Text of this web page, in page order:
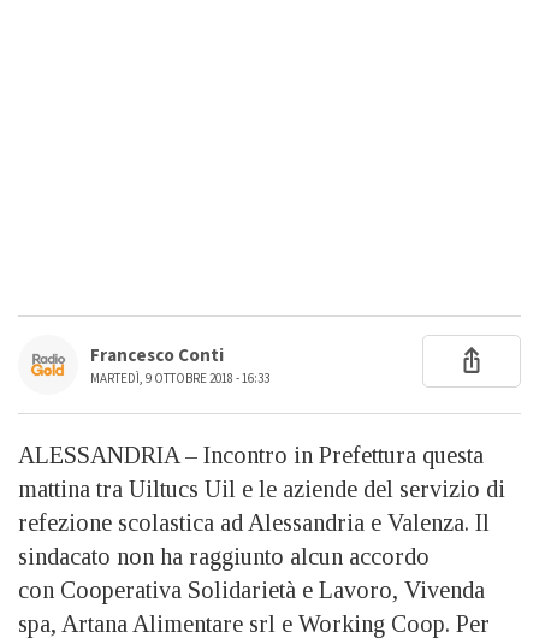
Francesco Conti
MARTEDÌ, 9 OTTOBRE 2018 - 16:33
ALESSANDRIA – Incontro in Prefettura questa
mattina tra Uiltucs Uil e le aziende del servizio di
refezione scolastica ad Alessandria e Valenza. Il
sindacato non ha raggiunto alcun accordo
con Cooperativa Solidarietà e Lavoro, Vivenda
spa, Artana Alimentare srl e Working Coop. Per